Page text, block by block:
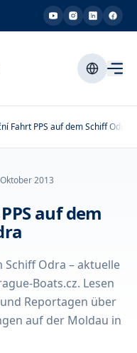
Fahrt PPS auf dem Schiff Odra
2013
auf dem
Schiff Odra – aktuelle
Boats.cz. Lesen
Reportagen über
auf der Moldau in